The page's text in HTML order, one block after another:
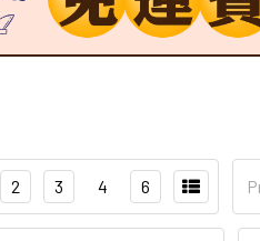
2 3 4 6